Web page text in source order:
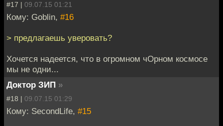
#17 | 09.07.15 01:21
Кому: Goblin, #16
> предлагаешь уверовать?
Хочется надеется, что в огромном чОрном космосе
мы не одни...
Доктор ЗИП »
#18 | 09.07.15 01:29
Кому: SecondLife, #15